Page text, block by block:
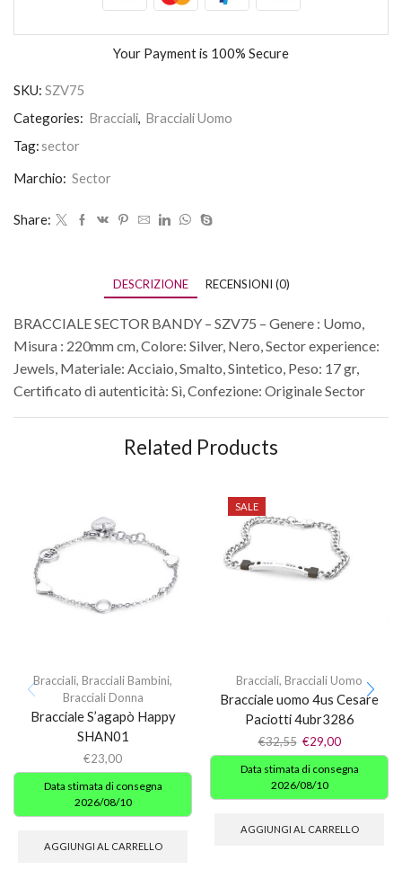
Your Payment is 100% Secure
SKU: SZV75
Categories: Bracciali, Bracciali Uomo
Tag:sector
Marchio: Sector
Share:
DESCRIZIONE RECENSIONI (0)
BRACCIALE SECTOR BANDY – SZV75 – Genere : Uomo,
Misura : 220mm cm, Colore: Silver, Nero, Sector experience:
Jewels, Materiale: Acciaio, Smalto, Sintetico, Peso: 17 gr,
Certificato di autenticità: Sì, Confezione: Originale Sector
Related Products
Bracciali, Bracciali Bambini,
Bracciali Donna
Bracciale S’agapò Happy
SHAN01
€23,00
Data stimata di consegna
2026/08/10
AGGIUNGI AL CARRELLO
SALE
Bracciali, Bracciali Uomo
Bracciale uomo 4us Cesare
Paciotti 4ubr3286
€32,55 €29,00
Data stimata di consegna
2026/08/10
AGGIUNGI AL CARRELLO